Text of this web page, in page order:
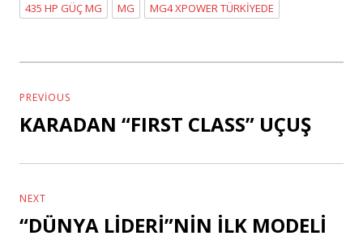
Tags
435 HP GÜÇ MG MG MG4 XPOWER TÜRKİYEDE
dolaşımı
PREVIOUS
Previous
KARADAN “FIRST CLASS” UÇUŞ
NEXT
Next
“DÜNYA LİDERİ”NİN İLK MODELİ